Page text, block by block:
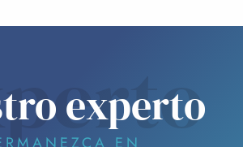
experto
EN